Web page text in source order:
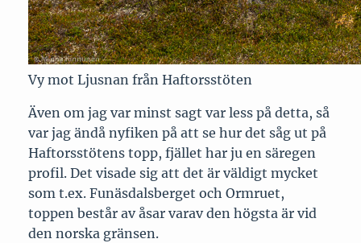
Vy mot Ljusnan från Haftorsstöten
Även om jag var minst sagt var less på detta, så
var jag ändå nyfiken på att se hur det såg ut på
Haftorsstötens topp, fjället har ju en säregen
profil. Det visade sig att det är väldigt mycket
som t.ex. Funäsdalsberget och Ormruet,
toppen består av åsar varav den högsta är vid
den norska gränsen.